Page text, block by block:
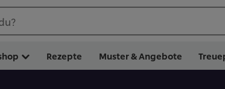
Rezepte Muster & Angebote